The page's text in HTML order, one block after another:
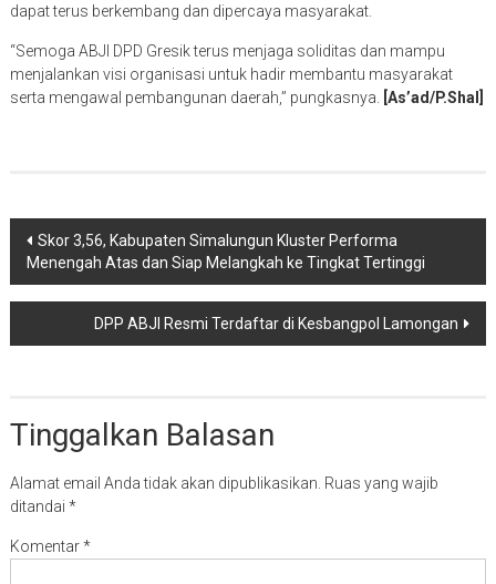
dapat terus berkembang dan dipercaya masyarakat.
“Semoga ABJI DPD Gresik terus menjaga soliditas dan mampu
menjalankan visi organisasi untuk hadir membantu masyarakat
serta mengawal pembangunan daerah,” pungkasnya.
[As’ad/P.Shal]
Navigasi
pos
Skor 3,56, Kabupaten Simalungun Kluster Performa
Menengah Atas dan Siap Melangkah ke Tingkat Tertinggi
DPP ABJI Resmi Terdaftar di Kesbangpol Lamongan
Tinggalkan Balasan
Alamat email Anda tidak akan dipublikasikan. Ruas yang wajib
ditandai *
Komentar*